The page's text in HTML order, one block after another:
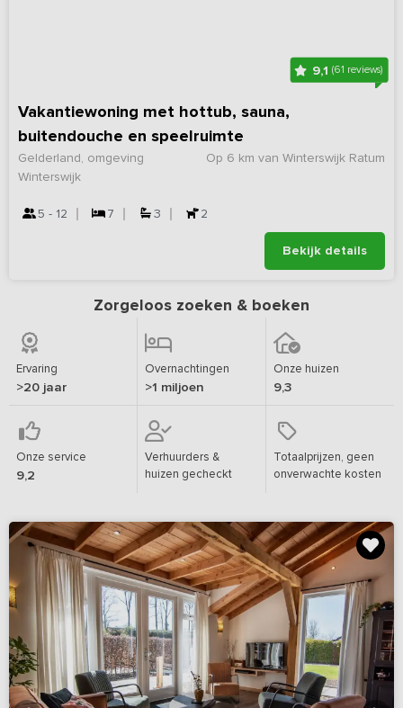
9,1(61 reviews)
Vakantiewoning met hottub, sauna,
buitendouche en speelruimte
Op 6 km van Winterswijk Ratum
Gelderland, omgeving
Winterswijk
5 - 12 7 3 2
Bekijk details
Zorgeloos zoeken & boeken
Ervaring
>20 jaar
Overnachtingen
>1 miljoen
Onze huizen
9,3
Onze service
9,2
Verhuurders &
huizen gecheckt
Totaalprijzen, geen
onverwachte kosten